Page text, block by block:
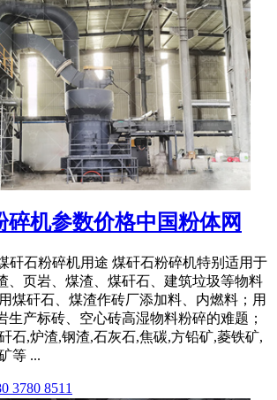
碎机参数价格中国粉体网
矸石粉碎机用途 煤矸石粉碎机特别适用于
、页岩、煤渣、煤矸石、建筑垃圾等物料
煤矸石、煤渣作砖厂添加料、内燃料；用
生产标砖、空心砖高湿物料粉碎的难题；
石,炉渣,钢渣,石灰石,焦碳,方铅矿,菱铁矿,
等 ...
3780 8511